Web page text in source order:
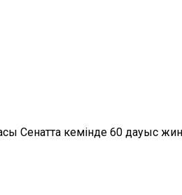
Сенатта кемінде 60 дауыс